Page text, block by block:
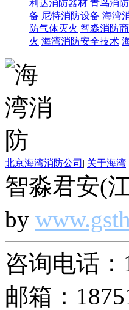
利达消防器材 青鸟消
备 尼特消防设备 海湾
防气体灭火 智淼消防
火 海湾消防安全技术
北京海湾消防公司 | 关于海湾|
智淼君安(
by
咨询电话：
邮箱：